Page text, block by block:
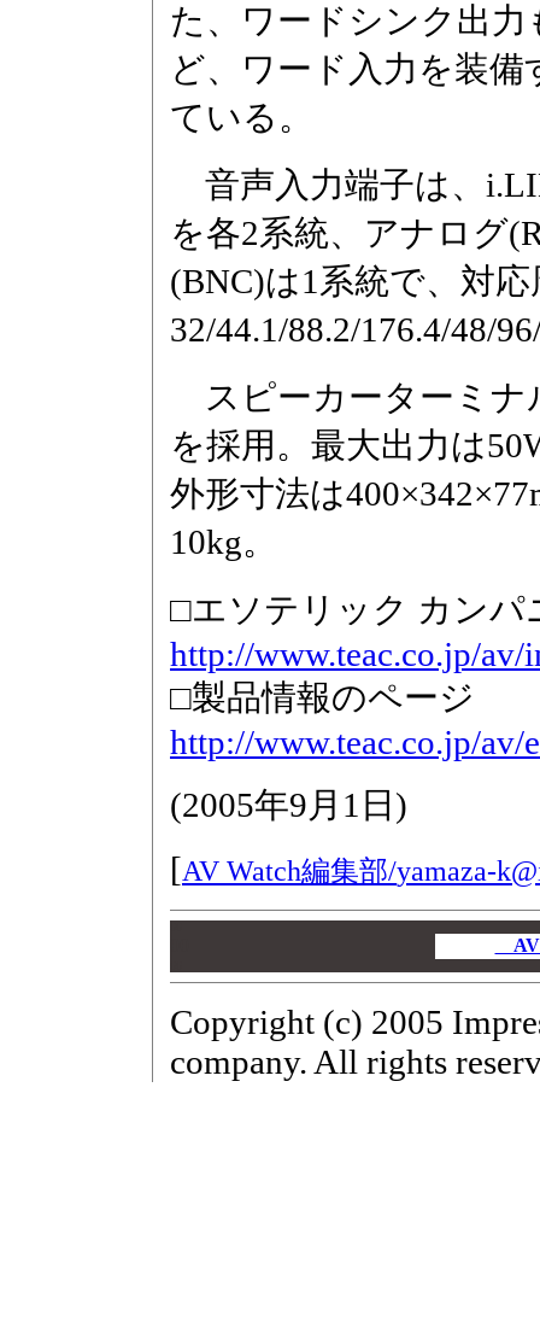
た、ワードシンク出
ど、ワード入力を装
ている。
音声入力端子は、
を各2系統、アナログ
(BNC)は1系統で、対
32/44.1/88.2/176.4/48/
スピーカーターミナ
を採用。最大出力は
外形寸法は
10kg。
□エソテリック カンパ
http://www.teac.co.jp/av/
□製品情報のページ
http://www.teac.co.jp/av/
(2005年9月1日 )
[AV Watch編集部/yamaza-
AV
Copyright (c) 2005
company. All rights